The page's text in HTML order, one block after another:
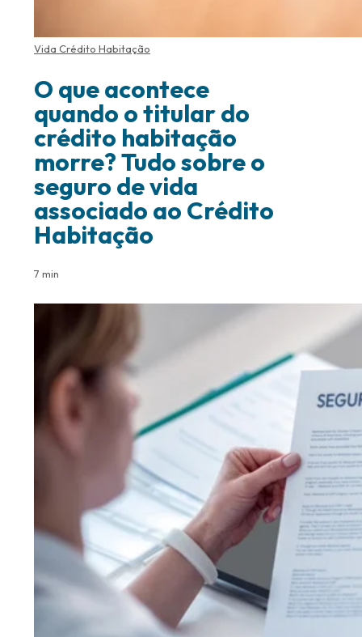
Vida Crédito Habitação
O que acontece
quando o titular do
crédito habitação
morre? Tudo sobre o
seguro de vida
associado ao Crédito
Habitação
7 min